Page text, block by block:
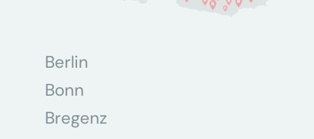
Berlin
Bonn
Bregenz